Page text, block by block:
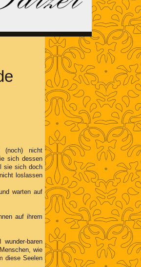
(noch) nicht
sich dessen
sie sich doch
loslassen
warten auf
auf ihrem
baren
wie
diese Seelen